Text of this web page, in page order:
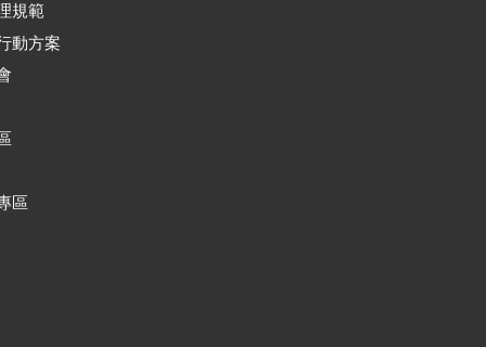
規範
動方案
區